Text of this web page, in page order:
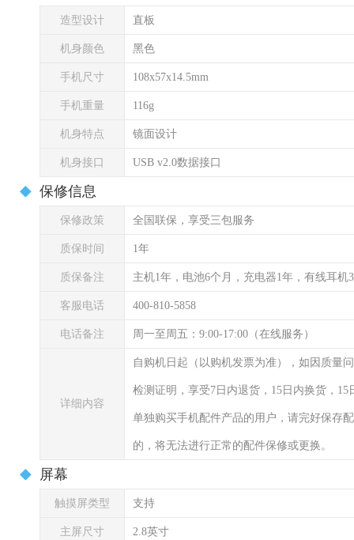
造型设计 直板
机身颜色 黑色
手机尺寸 108x57x14.5mm
手机重量 116g
机身特点 镜面设计
机身接口 USB v2.0数据接口
保修信息
保修政策 全国联保，享受三包服务
质保时间 1年
质保备注 主机1年，电池6个月，充电器1年，有线耳机
客服电话 400-810-5858
电话备注 周一至周五：9:00-17:00（在线服务）
详细内容
自购机日起（以购机发票为准），如因质量
检测证明，享受7日内退货，15日内换货，
单独购买手机配件产品的用户，请完好保存
的，将无法进行正常的配件保修或更换。
屏幕
触摸屏类型 支持
主屏尺寸 2.8英寸